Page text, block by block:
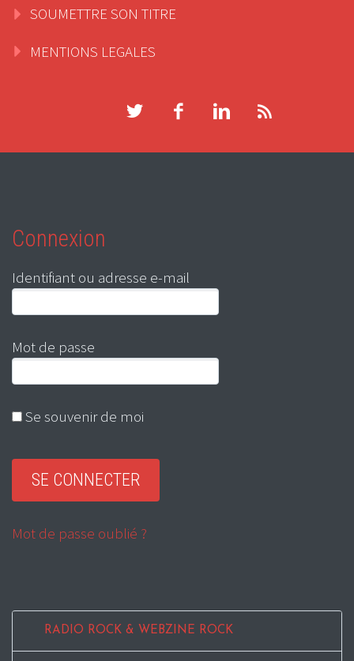
SOUMETTRE SON TITRE
MENTIONS LEGALES
Connexion
Identifiant ou adresse e-mail
Mot de passe
Se souvenir de moi
Mot de passe oublié ?
RADIO ROCK & WEBZINE ROCK